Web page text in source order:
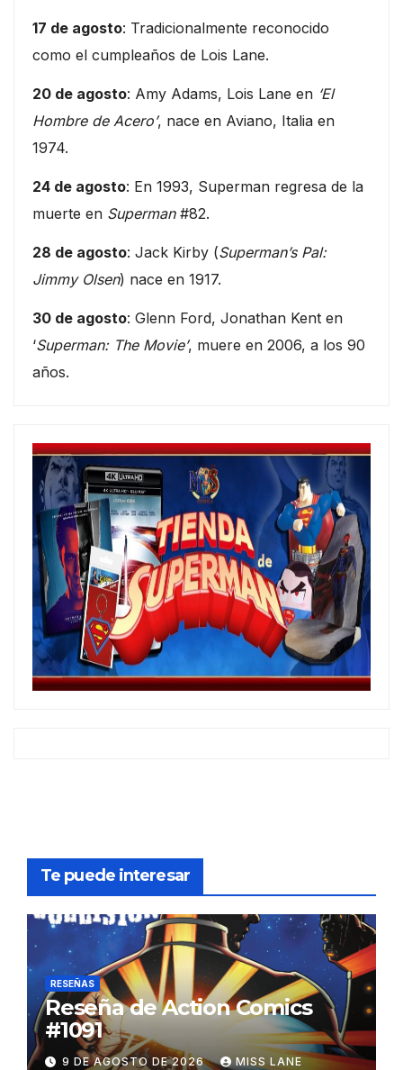
17 de agosto: Tradicionalmente reconocido
como el cumpleaños de Lois Lane.
20 de agosto: Amy Adams, Lois Lane en ‘El
Hombre de Acero’, nace en Aviano, Italia en
1974.
24 de agosto: En 1993, Superman regresa de la
muerte en Superman#82.
28 de agosto: Jack Kirby (Superman’s Pal:
Jimmy Olsen) nace en 1917.
30 de agosto: Glenn Ford, Jonathan Kent en
‘Superman: The Movie’, muere en 2006, a los 90
años.
Te puede interesar
RESEÑAS
Reseña de Action Comics
#1091
9 DE AGOSTO DE 2026 MISS LANE